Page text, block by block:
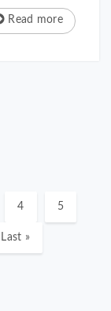
Read more
4 5
Last »